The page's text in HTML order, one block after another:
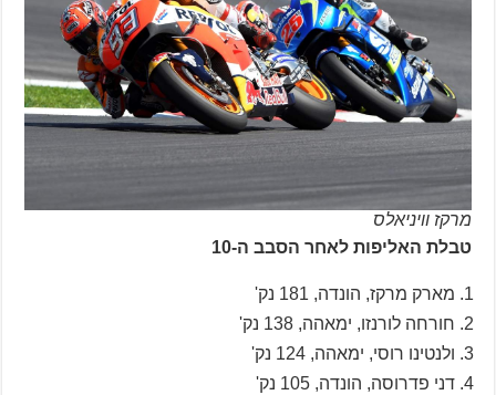
מרקז וויניאלס
טבלת האליפות לאחר הסבב ה-10
מארק מרקז, הונדה, 181 נק'
חורחה לורנזו, ימאהה, 138 נק'
ולנטינו רוסי, ימאהה, 124 נק'
דני פדרוסה, הונדה, 105 נק'